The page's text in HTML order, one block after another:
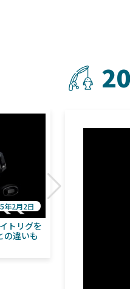
トリグを
の違いも
年2月2日
シマノ24ヴァ
量！ストラデ